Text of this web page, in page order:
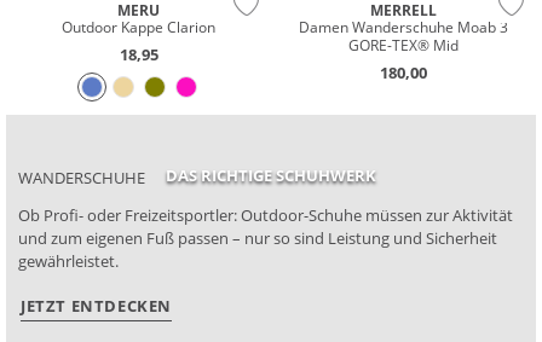
MERU
Outdoor Kappe Clarion
18,95
MERRELL
Damen Wanderschuhe Moab 3
GORE-TEX® Mid
180,00
DAS RICHTIGE SCHUHWERK
WANDERSCHUHE
Ob Profi- oder Freizeitsportler: Outdoor-Schuhe müssen zur Aktivität
und zum eigenen Fuß passen – nur so sind Leistung und Sicherheit
gewährleistet.
JETZT ENTDECKEN